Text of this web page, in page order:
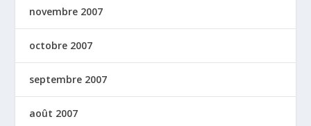
novembre 2007
octobre 2007
septembre 2007
août 2007